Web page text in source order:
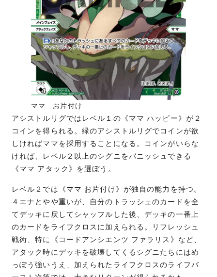
ママ お片付け
アシストルリグではレベル１の《ママ ハッピー》が２
コインを得られる。緑のアシストルリグでコインが欲
しければママを採用することになる。コインがいらな
ければ、レベル２以上のシグニをバニッシュできる
《ママ アタック》を選ぼう。
レベル２では《ママ お片付け》が独自の能力を持つ。
４エナとやや重いが、自分のトラッシュのカードを全
てデッキに戻してシャッフルした後、デッキの一番上
のカードをライフクロスに加えられる。リフレッシュ
戦術、特に《コードアンシエンツ ファラリス》など、
アタック時にデッキを破壊してくるシグニたちにはめ
っぽう強いうえ、加えられたライフクロスのライフバ